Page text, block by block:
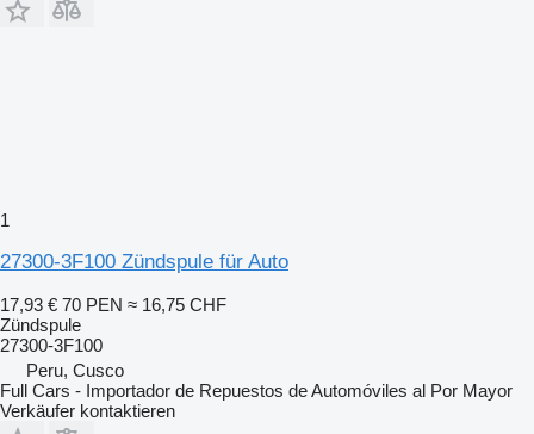
1
27300-3F100 Zündspule für Auto
17,93 € 70 PEN ≈ 16,75 CHF
Zündspule
27300-3F100
Peru, Cusco
Full Cars - Importador de Repuestos de Automóviles al Por Mayor
Verkäufer kontaktieren